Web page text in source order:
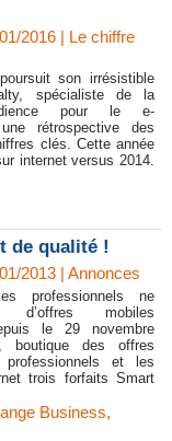
2016 | Le chiffre
son irrésistible
spécialiste de la
pour le e-
rétrospective des
clés. Cette année
internet versus 2014.
de qualité !
2013 | Annonces
professionnels ne
d’offres mobiles
le 29 novembre
boutique des offres
et les
trois forfaits Smart
Business,